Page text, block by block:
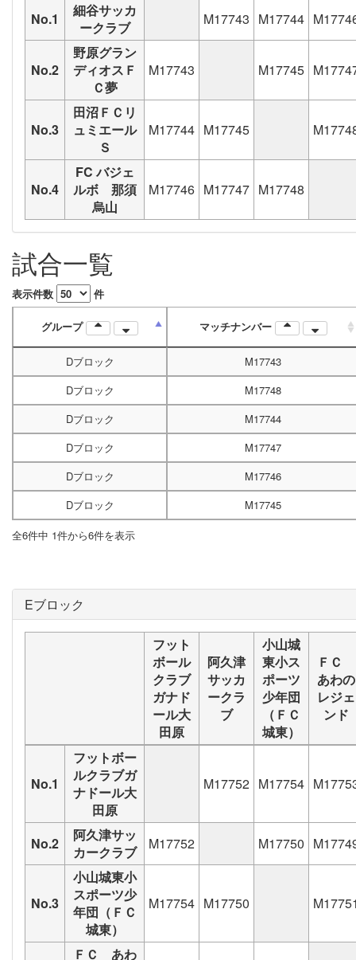
No.1
細谷サッカ
ークラブ
M17743 M17744
No.2
野原グラン
ディオスＦ
Ｃ夢
M17743 M17745
No.3
田沼ＦＣリ
ュミエール
Ｓ
M17744 M17745
No.4
FC バジェ
ルボ 那須
烏山
M17746 M17747 M17748
試合一覧
表示件数 件
グループ マッチナンバー
Dブロック M17743
Dブロック
M17748
Dブロック
M17744
Dブロック
M17747
Dブロック
M17746
Dブロック
M17745
全6件中 1件から6件を表示
Eブロック
フット
ボール
クラブ
ガナド
ール大
田原
阿久津
サッカ
ークラ
ブ
小山城
東小ス
ポーツ
少年団
（ＦＣ
城東）
ＦＣ
あわの
レジェ
ンド
No.1
フットボー
ルクラブガ
ナドール大
田原
M17752 M17754
No.2
阿久津サッ
カークラブ
M17752 M17750
No.3
小山城東小
スポーツ少
年団（ＦＣ
城東）
M17754 M17750 M17751
ＦＣ あわ